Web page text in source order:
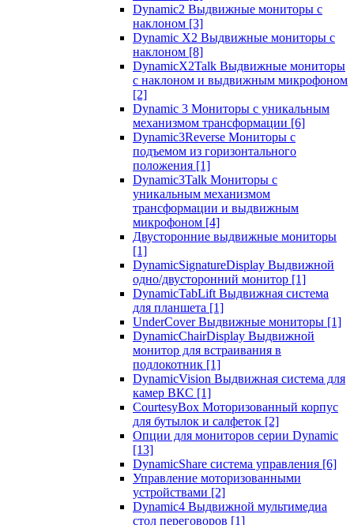
Dynamic2 Выдвижные мониторы с
наклоном [3]
Dynamic X2 Выдвижные мониторы с
наклоном [8]
DynamicX2Talk Выдвижные мониторы
с наклоном и выдвижным микрофоном
[2]
Dynamic 3 Мониторы с уникальным
механизмом трансформации [6]
Dynamic3Reverse Мониторы с
подъемом из горизонтального
положения [1]
Dynamic3Talk Мониторы с
уникальным механизмом
трансформации и выдвижным
микрофоном [4]
Двусторонние выдвижные мониторы
[1]
DynamicSignatureDisplay Выдвижной
одно/двусторонний монитор [1]
DynamicTabLift Выдвижная система
для планшета [1]
UnderCover Выдвижные мониторы [1]
DynamicChairDisplay Выдвижной
монитор для встраивания в
подлокотник [1]
DynamicVision Выдвижная система для
камер ВКС [1]
CourtesyBox Моторизованный корпус
для бутылок и салфеток [2]
Опции для мониторов серии Dynamic
[13]
DynamicShare система управления [6]
Управление моторизованными
устройствами [2]
Dynamic4 Выдвижной мультимедиа
стол переговоров [1]